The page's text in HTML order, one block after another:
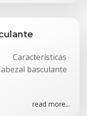
basculante
read more...